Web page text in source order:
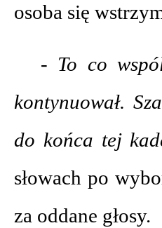
osoba się
- To co
kontynuował.
do końca tej
słowach po
za oddane głosy.